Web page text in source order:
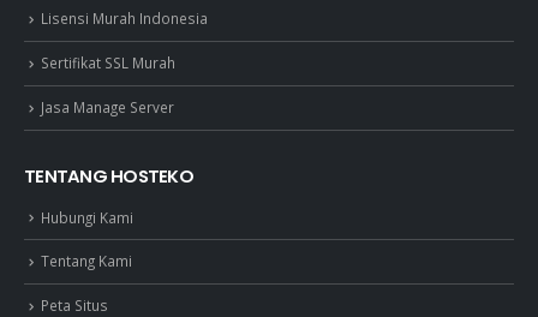
Lisensi Murah Indonesia
Sertifikat SSL Murah
Jasa Manage Server
TENTANG HOSTEKO
Hubungi Kami
Tentang Kami
Peta Situs